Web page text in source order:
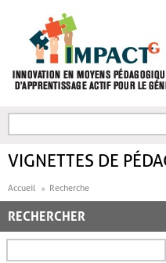
FORMULAIRE DE
VIGNETTES DE
Accueil Recherche
RECHERCHER